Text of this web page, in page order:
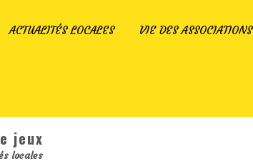
ACTUALITÉS LOCALES VIE DES ASSOCIATIONS
jeux
locales